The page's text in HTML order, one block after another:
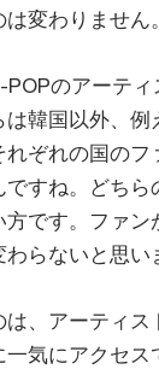
変わりません。
のアーテ
韓国以外、例
ぞれの国のフ
ですね。どちら
です。ファン
らないと思い
、アーティス
気にアクセス